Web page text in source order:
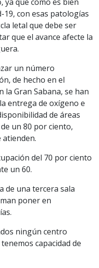
19, con esas patologías
letal que debe ser
que el avance afecte la
un número
de hecho en el
la Gran Sabana, se han
entrega de oxígeno e
de áreas
un 80 por ciento,
atienden.
del 70 por ciento
un 60.
de una tercera sala
poner en
ningún centro
capacidad de